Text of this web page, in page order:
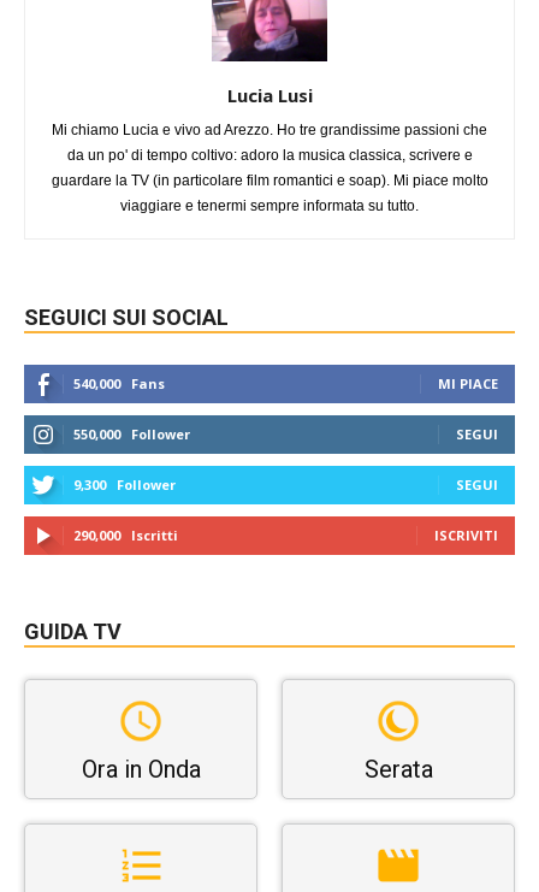
Lucia Lusi
Mi chiamo Lucia e vivo ad Arezzo. Ho tre grandissime passioni che
da un po' di tempo coltivo: adoro la musica classica, scrivere e
guardare la TV (in particolare film romantici e soap). Mi piace molto
viaggiare e tenermi sempre informata su tutto.
SEGUICI SUI SOCIAL
540,000 Fans MI PIACE
550,000 Follower SEGUI
9,300 Follower SEGUI
290,000 Iscritti ISCRIVITI
GUIDA TV
Ora in Onda Serata